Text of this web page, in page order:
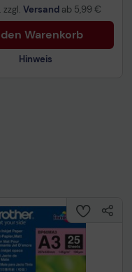
zzgl. Versand ab 5,99 €
Warenkorb
Hinweis